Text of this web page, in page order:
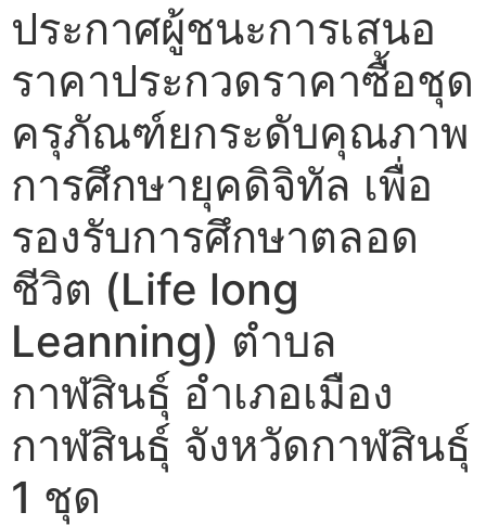
ประกาศผู้ชนะการเสนอ
ราคาประกวดราคาซื้อชุด
ครุภัณฑ์ยกระดับคุณภาพ
การศึกษายุคดิจิทัล เพื่อ
รองรับการศึกษาตลอด
ชีวิต (Life long
Leanning) ตำบล
กาฬสินธุ์ อำเภอเมือง
กาฬสินธุ์ จังหวัดกาฬสินธุ์
1 ชุด